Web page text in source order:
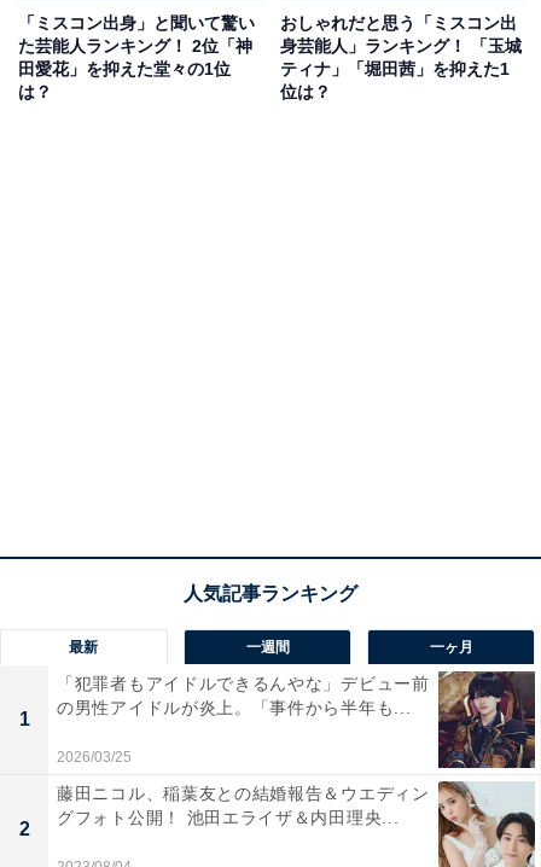
「ミスコン出身」と聞いて驚い
た芸能人ランキング！ 2位「神
田愛花」を抑えた堂々の1位
は？
おしゃれだと思う「ミスコン出
身芸能人」ランキング！ 「玉城
ティナ」「堀田茜」を抑えた1
位は？
最新 一週間 一ヶ月
1
「犯罪者もアイドルできるんやな」デビュー前
の男性アイドルが炎上。「事件から半年も...
2026/03/25
2
藤田ニコル、稲葉友との結婚報告＆ウエディン
グフォト公開！ 池田エライザ＆内田理央...